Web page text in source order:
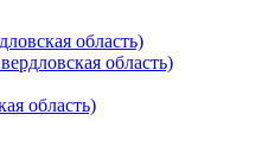
область)
область)
область)